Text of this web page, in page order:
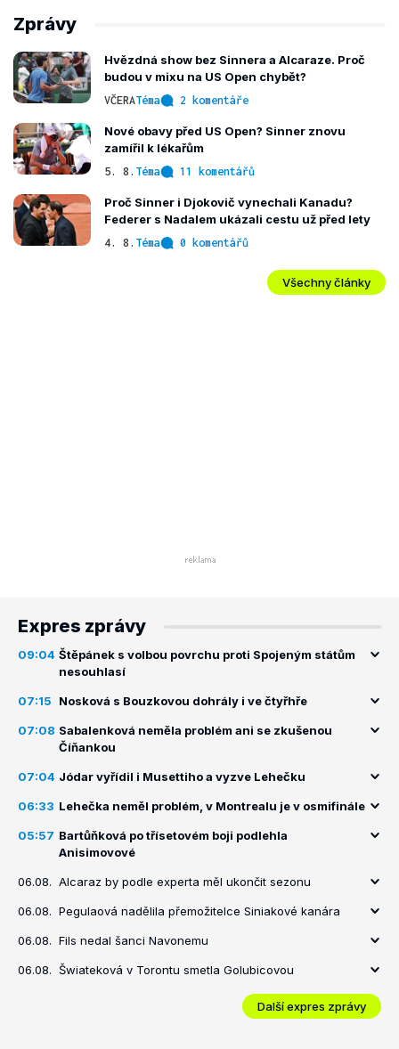
Zprávy
Hvězdná show bez Sinnera a Alcaraze. Proč
budou v mixu na US Open chybět?
VČERATéma 2 komentáře
Nové obavy před US Open? Sinner znovu
zamířil k lékařům
5. 8. Téma 11 komentářů
Proč Sinner i Djokovič vynechali Kanadu?
Federer s Nadalem ukázali cestu už před lety
4. 8. Téma 0 komentářů
Všechny články
Expres zprávy
09:04 Štěpánek s volbou povrchu proti Spojeným státům
nesouhlasí
07:15 Nosková s Bouzkovou dohrály i ve čtyřhře
07:08 Sabalenková neměla problém ani se zkušenou
Číňankou
07:04 Jódar vyřídil i Musettiho a vyzve Lehečku
06:33 Lehečka neměl problém, v Montrealu je v osmifinále
05:57 Bartůňková po třísetovém boji podlehla
Anisimovové
06.08. Alcaraz by podle experta měl ukončit sezonu
06.08. Pegulaová nadělila přemožitelce Siniakové kanára
06.08. Fils nedal šanci Navonemu
06.08. Šwiateková v Torontu smetla Golubicovou
Další expres zprávy